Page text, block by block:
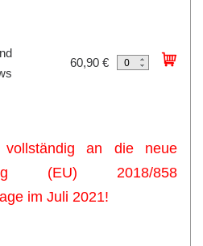
60,90 €
vollständig an die neue
(EU) 2018/858
im Juli 2021!